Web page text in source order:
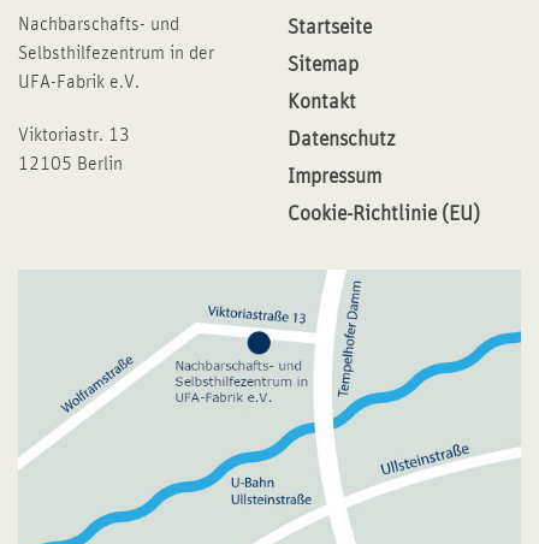
Nachbarschafts- und
Selbsthilfezentrum in der
UFA-Fabrik e.V.
Viktoriastr. 13
12105 Berlin
Startseite
Sitemap
Kontakt
Datenschutz
Impressum
Cookie-Richtlinie (EU)